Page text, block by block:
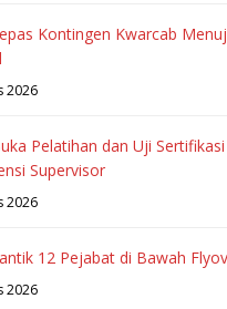
Kontingen Kwarcab
2026
Pelatihan dan Uji Sertifikasi
Supervisor
2026
12 Pejabat di Bawah
2026